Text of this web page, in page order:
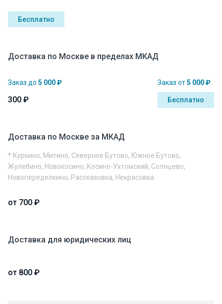
Бесплатно
Доставка по Москве в пределах МКАД
Заказ до 5 000 ₽
300 ₽
Заказ от5 000 ₽
Бесплатно
Доставка по Москве за МКАД
* Куркино, Митино, Северное Бутово, Южное Бутово,
Жулебино, Новокосино, Косино-Ухтомский, Солнцево,
Новопеределкино, Рассказовка, Некрасовка
от 700 ₽
Доставка для юридических лиц
от 800 ₽